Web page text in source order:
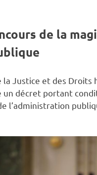
de la
Justice et des Droits
un décret portant
l’administration